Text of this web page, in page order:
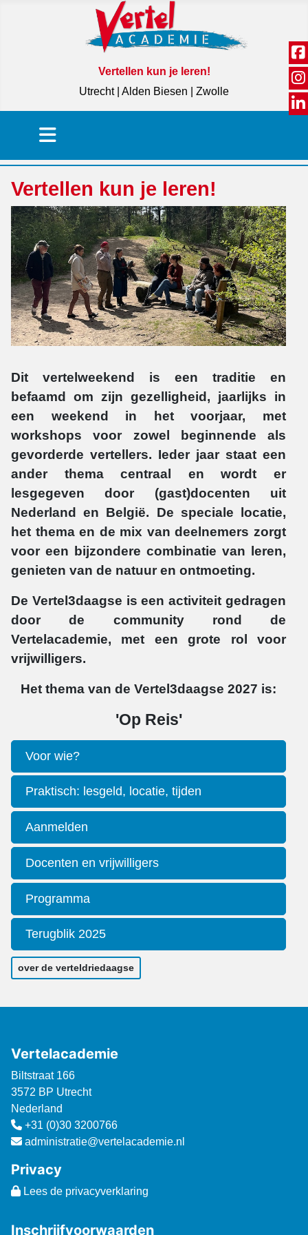
Vertellen kun je leren!
Utrecht | Alden Biesen | Zwolle
Vertellen kun je leren!
Dit vertelweekend is een traditie en
befaamd om zijn gezelligheid, jaarlijks in
een weekend in het voorjaar, met
workshops voor zowel beginnende als
gevorderde vertellers. Ieder jaar staat een
ander thema centraal en wordt er
lesgegeven door (gast)docenten uit
Nederland en België. De speciale locatie,
het thema en de mix van deelnemers zorgt
voor een bijzondere combinatie van leren,
genieten van de natuur en ontmoeting.
De Vertel3daagse is een activiteit gedragen
door de community rond de
Vertelacademie, met een grote rol voor
vrijwilligers.
Het thema van de Vertel3daagse 2027 is:
'Op Reis'
Voor wie?
Praktisch: lesgeld, locatie, tijden
Aanmelden
Docenten en vrijwilligers
Programma
Terugblik 2025
over de verteldriedaagse
Vertelacademie
Biltstraat 166
3572 BP Utrecht
Nederland
+31 (0)30 3200766
administratie@vertelacademie.nl
Privacy
Lees de privacyverklaring
Inschrijfvoorwaarden